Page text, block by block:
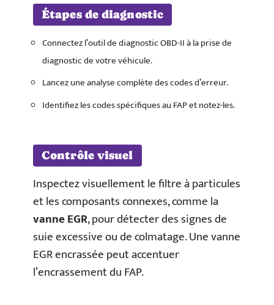
Étapes de diagnostic
Connectez l’outil de diagnostic OBD-II à la prise de
diagnostic de votre véhicule.
Lancez une analyse complète des codes d’erreur.
Identifiez les codes spécifiques au FAP et notez-les.
Contrôle visuel
Inspectez visuellement le filtre à particules
et les composants connexes, comme la
vanne EGR, pour détecter des signes de
suie excessive ou de colmatage. Une vanne
EGR encrassée peut accentuer
l’encrassement du FAP.